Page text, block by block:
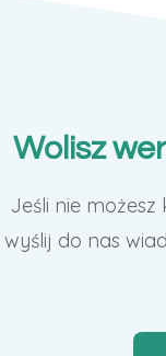
Wolisz
Jeśli nie
wyślij do nas